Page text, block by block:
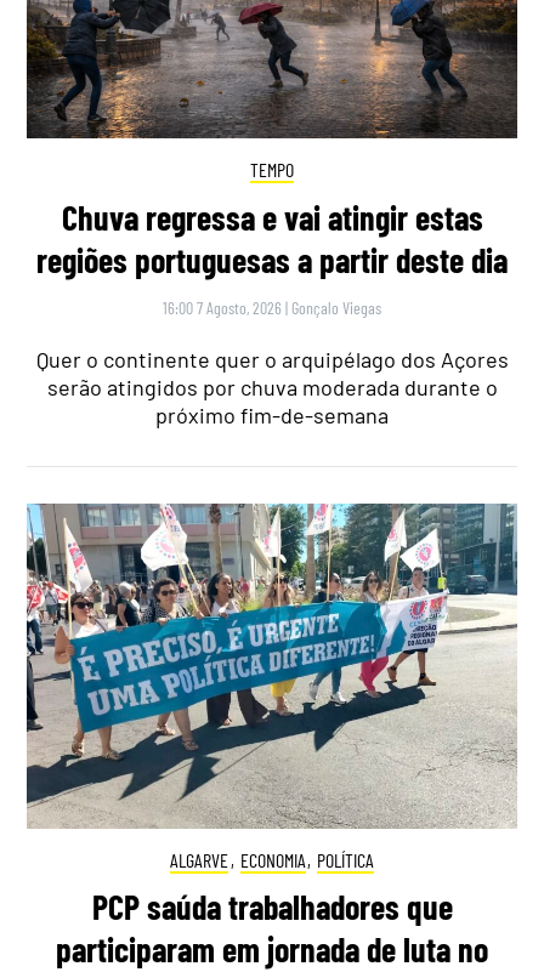
TEMPO
Chuva regressa e vai atingir estas
regiões portuguesas a partir deste dia
16:00 7 Agosto, 2026 | Gonçalo Viegas
Quer o continente quer o arquipélago dos Açores
serão atingidos por chuva moderada durante o
próximo fim-de-semana
ALGARVE, ECONOMIA, POLÍTICA
PCP saúda trabalhadores que
participaram em jornada de luta no